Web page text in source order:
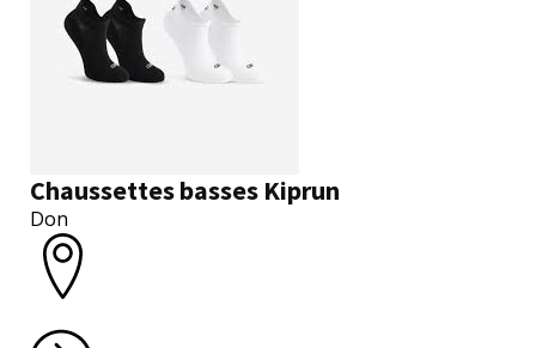
Chaussettes basses Kiprun
Don